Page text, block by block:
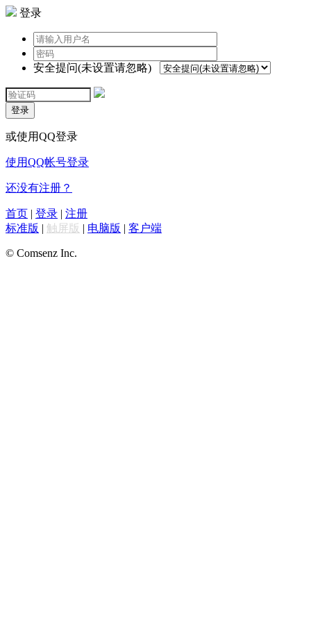
登录
安全提问(未设置请忽略)
登录
或使用QQ登录
使用QQ帐号登录
还没有注册？
首页 | 登录 | 注册
标准版 | 触屏版 | 电脑版 | 客户端
© Comsenz Inc.